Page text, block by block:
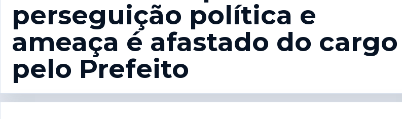
perseguição política e
ameaça é afastado do cargo
pelo Prefeito